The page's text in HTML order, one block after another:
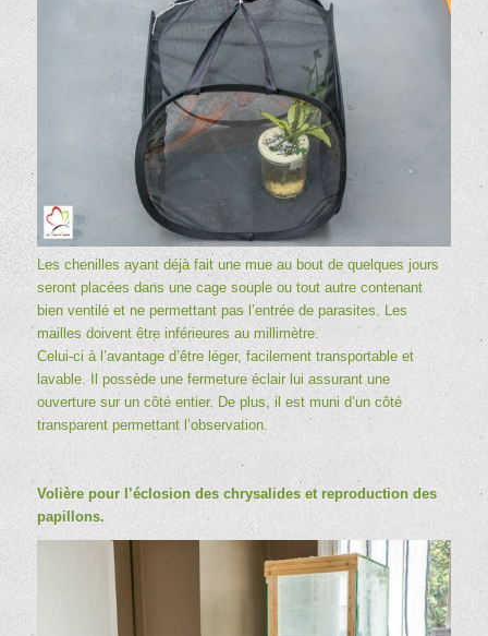
Les chenilles ayant déjà fait une mue au bout de quelques jours
seront placées dans une cage souple ou tout autre contenant
bien ventilé et ne permettant pas l’entrée de parasites. Les
mailles doivent être inférieures au millimètre.
Celui-ci à l’avantage d’être léger, facilement transportable et
lavable. Il possède une fermeture éclair lui assurant une
ouverture sur un côté entier. De plus, il est muni d’un côté
transparent permettant l’observation.
Volière pour l’éclosion des chrysalides et reproduction des
papillons.